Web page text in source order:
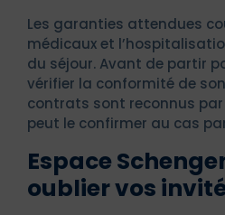
Les garanties attendues
médicaux et
du séjour. Avant de partir
vérifier la conformité de
contrats sont reconnus par
peut le confirmer au cas
Espace
oublier vos